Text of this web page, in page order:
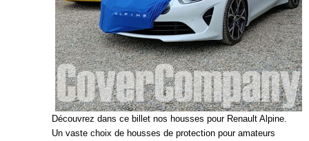
Découvrez dans ce billet nos housses pour Renault Alpine.
Un vaste choix de housses de protection pour amateurs